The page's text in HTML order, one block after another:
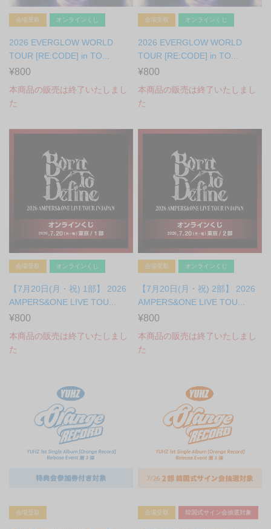
会場受取 オンラインくじ
2026 EVERGLOW WORLD
TOUR [RE:CODE] in TO...
¥800
本商品の販売は終了いたしまし
た
会場受取 オンラインくじ
2026 EVERGLOW WORLD
TOUR [RE:CODE] in TO...
¥800
本商品の販売は終了いたしまし
た
会場受取 オンラインくじ
【7月20日(月・祝) 1部】 2026
AMPERS&ONE LIVE TOU...
¥800
本商品の販売は終了いたしまし
た
会場受取 オンラインくじ
【7月20日(月・祝) 2部】 2026
AMPERS&ONE LIVE TOU...
¥800
本商品の販売は終了いたしまし
た
会場受取 会場受取 韓国式サイン会抽選対象